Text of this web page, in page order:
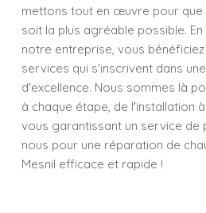
mettons tout en œuvre pour
soit la plus agréable possible.
notre entreprise, vous
services qui s'inscrivent dans
d'excellence. Nous sommes là
à chaque étape, de l'installation
vous garantissant un service de
nous pour une réparation de
Mesnil efficace et rapide !